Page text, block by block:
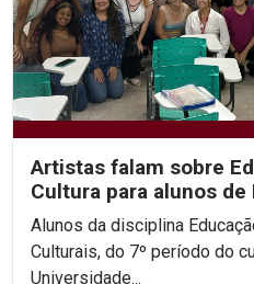
Artistas falam sobre
Cultura para alunos de
Alunos da disciplina
Culturais, do 7º período do
Universidade...